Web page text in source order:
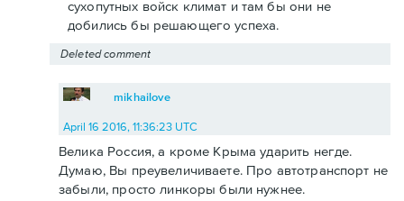
сухопутных войск климат и там бы они не
добились бы решающего успеха.
Deleted comment
mikhailove
April 16 2016, 11:36:23 UTC
Велика Россия, а кроме Крыма ударить негде.
Думаю, Вы преувеличиваете. Про автотранспорт не
забыли, просто линкоры были нужнее.